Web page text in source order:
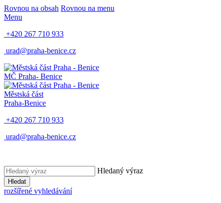
Rovnou na obsah Rovnou na menu
Menu
+420 267 710 933
urad@praha-benice.cz
MČ Praha- Benice
Městská část
Praha-Benice
+420 267 710 933
urad@praha-benice.cz
Hledaný výraz
Hledat
rozšířené vyhledávání